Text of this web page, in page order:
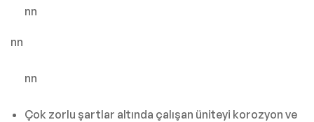
nn
nn
nn
Çok zorlu şartlar altında çalışan üniteyi korozyon ve